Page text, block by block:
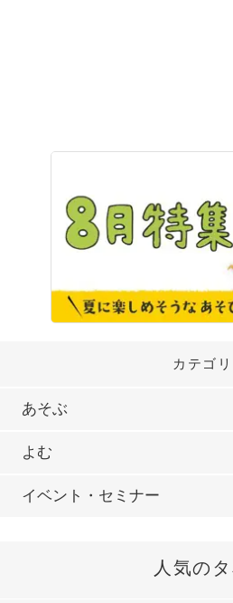
カテゴリ
あそぶ
よむ
イベント・セミナー
人気のタ